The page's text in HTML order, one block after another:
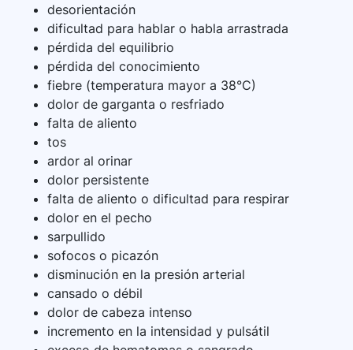
desorientación
dificultad para hablar o habla arrastrada
pérdida del equilibrio
pérdida del conocimiento
fiebre (temperatura mayor a 38°C)
dolor de garganta o resfriado
falta de aliento
tos
ardor al orinar
dolor persistente
falta de aliento o dificultad para respirar
dolor en el pecho
sarpullido
sofocos o picazón
disminución en la presión arterial
cansado o débil
dolor de cabeza intenso
incremento en la intensidad y pulsátil